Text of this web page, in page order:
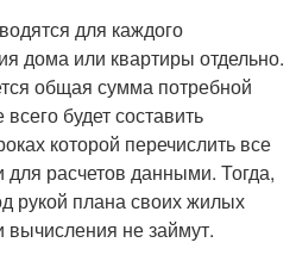
для каждого
дома или квартиры отдельно.
общая сумма потребной
будет составить
которой перечислить все
расчетов данными. Тогда,
рукой плана своих жилых
не займут.